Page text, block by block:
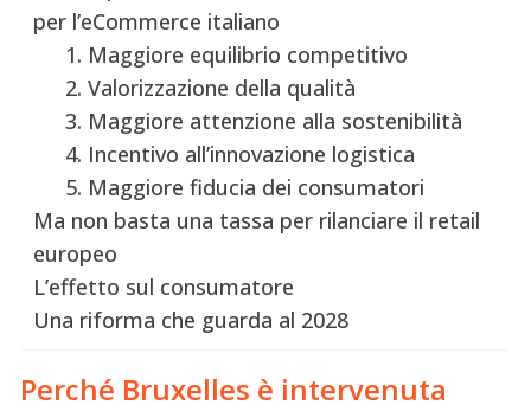
per l’eCommerce italiano
1. Maggiore equilibrio competitivo
2. Valorizzazione della qualità
3. Maggiore attenzione alla sostenibilità
4. Incentivo all’innovazione logistica
5. Maggiore fiducia dei consumatori
Ma non basta una tassa per rilanciare il retail
europeo
L’effetto sul consumatore
Una riforma che guarda al 2028
Perché Bruxelles è intervenuta